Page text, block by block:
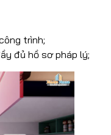
trình;
đủ hồ sơ pháp lý;